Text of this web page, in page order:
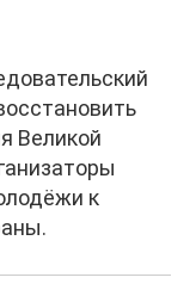
Великой
к